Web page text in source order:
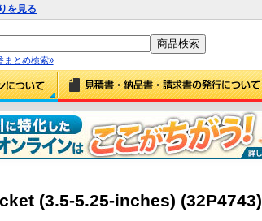
を見る
まとめ検索»
(3.5-5.25-inches) (32P4743)